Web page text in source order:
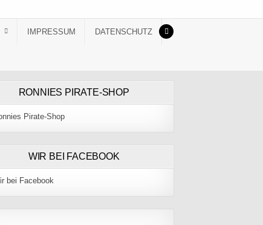
IMPRESSUM DATENSCHUTZ
RONNIES PIRATE-SHOP
WIR BEI FACEBOOK